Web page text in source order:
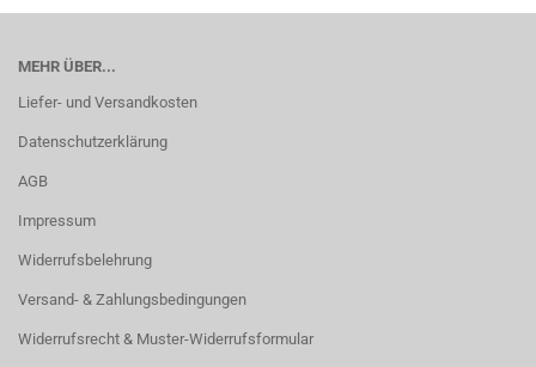
MEHR ÜBER...
Liefer- und Versandkosten
Datenschutzerklärung
AGB
Impressum
Widerrufsbelehrung
Versand- & Zahlungsbedingungen
Widerrufsrecht & Muster-Widerrufsformular